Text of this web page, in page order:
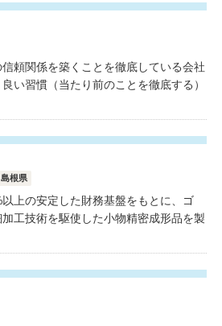
頼関係を築くことを徹底している会社
い習慣（当たり前のことを徹底する）
島根県
上の安定した財務基盤をもとに、ゴ
工技術を駆使した小物精密成形品を製